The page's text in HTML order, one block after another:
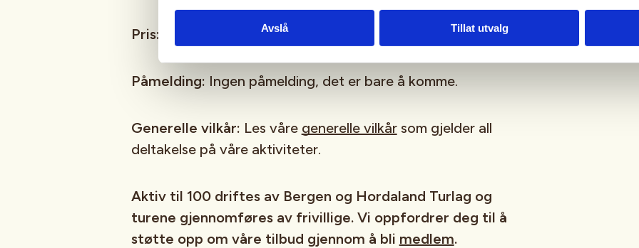
Avslå Tillat utvalg
Pris: Det er gratis å delta på turen.
Påmelding: Ingen påmelding, det er bare å komme.
Generelle vilkår: Les våre generelle vilkårsom gjelder all
deltakelse på våre aktiviteter.
Aktiv til 100 driftes av Bergen og Hordaland Turlag og
turene gjennomføres av frivillige. Vi oppfordrer deg til å
støtte opp om våre tilbud gjennom å bli medlem.